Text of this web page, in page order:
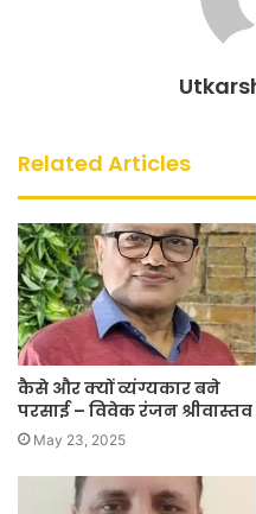
Related Articles
कैसे और क्यों व्यंग्यकार बने
परसाई – विवेक रंजन श्रीवास्तव
May 23, 2025